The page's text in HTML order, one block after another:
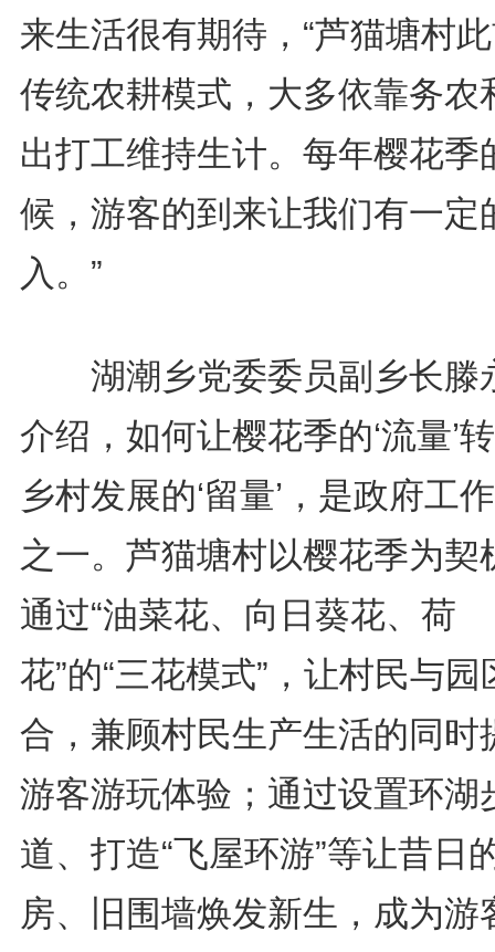
来生活很有期待，“芦猫塘村
传统农耕模式，大多依靠务农
出打工维持生计。每年樱花季
候，游客的到来让我们有一定
入。”
湖潮乡党委委员副乡长滕
介绍，如何让樱花季的‘流量’
乡村发展的‘留量’，是政府工
之一。芦猫塘村以樱花季为契
通过“油菜花、向日葵花、荷
花”的“三花模式”，让村民与园
合，兼顾村民生产生活的同时
游客游玩体验；通过设置环湖
道、打造“飞屋环游”等让昔日
房、旧围墙焕发新生，成为游